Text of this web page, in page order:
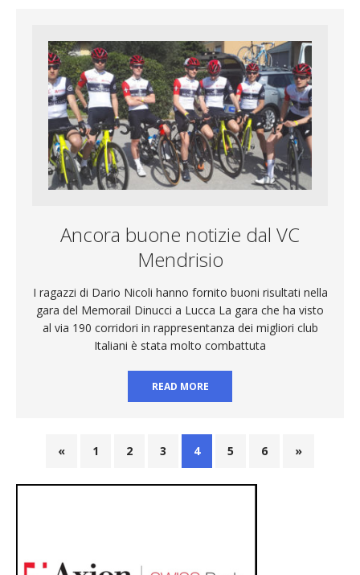
Ancora buone notizie dal VC
Mendrisio
I ragazzi di Dario Nicoli hanno fornito buoni risultati nella
gara del Memorail Dinucci a Lucca La gara che ha visto
al via 190 corridori in rappresentanza dei migliori club
Italiani è stata molto combattuta
READ MORE
« 1 2 3 4 5 6 »